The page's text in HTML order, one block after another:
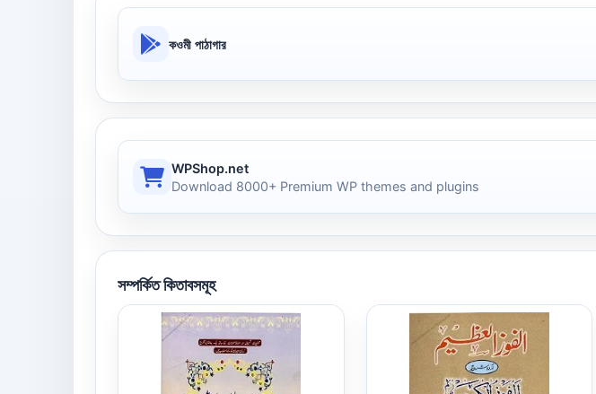
কওমী পাঠাগার
WPShop.net
Download 8000+ Premium WP themes and plugins
সম্পর্কিত কিতাবসমূহ